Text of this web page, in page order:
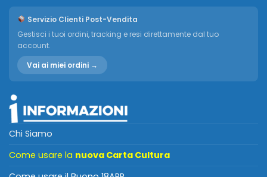
Servizio Clienti Post-Vendita
Gestisci i tuoi ordini, tracking e resi direttamente dal tuo
account.
Vai ai miei ordini →
Chi Siamo
Come usare la nuova Carta Cultura